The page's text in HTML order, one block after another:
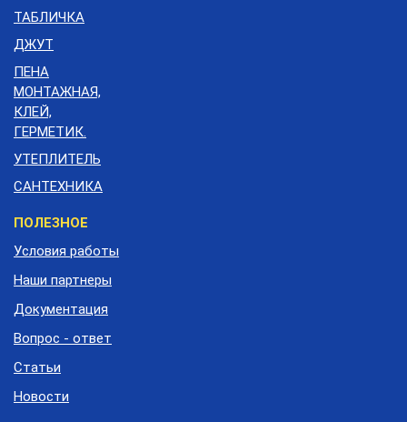
ТАБЛИЧКА
ДЖУТ
ПЕНА
МОНТАЖНАЯ,
КЛЕЙ,
ГЕРМЕТИК.
УТЕПЛИТЕЛЬ
САНТЕХНИКА
Меню
подвала
ПОЛЕЗНОЕ
Условия работы
Наши партнеры
Документация
Вопрос - ответ
Статьи
Новости